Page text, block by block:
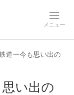
道ー今も思い出の
思い出の